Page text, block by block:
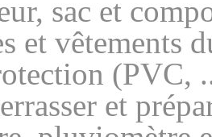
sac et
et vêtements
(PVC,
et